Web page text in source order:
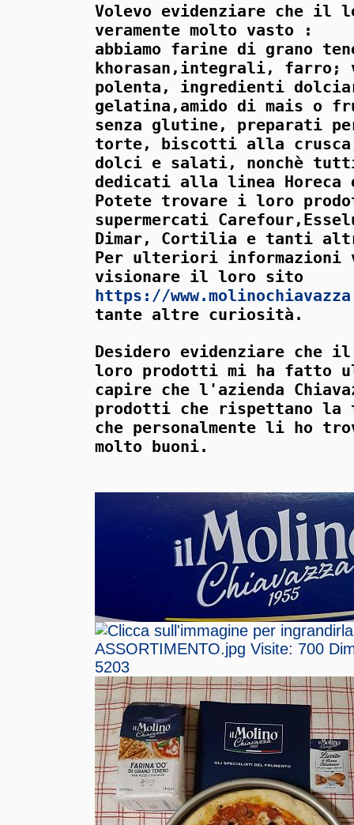
Volevo evidenziare che il
veramente molto vasto :
abbiamo farine di grano
khorasan,integrali,
polenta, ingredienti
gelatina,amido di mais o
senza glutine, preparati
torte, biscotti alla
dolci e salati, nonchè
dedicati alla linea Horeca
Potete trovare i loro
supermercati
Dimar, Cortilia e tanti
Per ulteriori
visionare il loro sito
https://
tante altre curiosità.
Desidero evidenziare che
loro prodotti mi ha fatto
capire che l'azienda
prodotti che rispettano la
che personalmente li ho
molto buoni.